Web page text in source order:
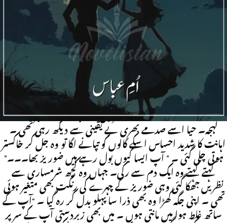
Marriage Based | Caring hero | Innocent heroine |
Soft Roamntic
گیا۔ آنکھیں لمحہ بھر کو موند کر کھولی۔ پھر جب وہ اسکی جانب پلٹا
تو آنکھوں میں سرد تاثر تھا۔ “یہ میرا گھر ہے مجھے جو چاہیئے ہوگا میں
خود لے لوں گا۔ تمہیں میرے لیے فکر مند ہونے کی ضرورت
نہیں ہے نہ ہی میرے سر پر مسلط ہونے کی ۔ بہتر ہو گا تم صرف
نور تک خود کو محدود رکھو۔” طنز میں ڈوبے نشتر اور زہر خند سا
لہجہ۔ حیا اسے صدمے بھری بے یقینی سے دیکھ رہی تھی ۔
اہانت کا شدید احساس اسکے گالوں کو تپانے لگا تو وہ جل کر خاکستر
ہوتی چلی گئی ۔ ” آپ ایسا کیوں بول رہے ہیں ضور یز بھا۔۔۔”
کہتے کہتے وہ ایک دم سے رکی۔ جہاں وہ کچھ شرمساری سے
نظریں جھکا گئی وہی ضوریز کے چہرے کی رنگت بھی متغیر ہوئی
تھی ۔ اپنی جگہ کھڑا وہ بھی ذرا سا پہلو بدل کر رہ گیا ۔ “آپ کے
ساتھ غلط ہوا میں مانتی ہوں ۔ میں بھی زبردستی آپ کے سر پر